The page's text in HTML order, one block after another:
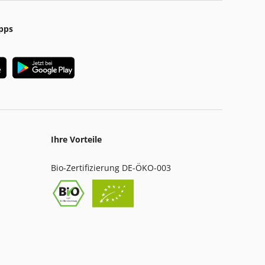
Ihre Vorteile
Bio-Zertifizierung DE-ÖKO-003